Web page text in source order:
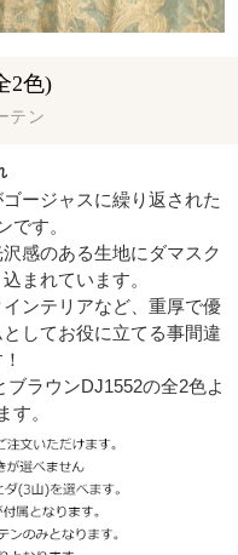
テン
2色)
ゴージャスに繰り返された
です。
感のある生地にダマスク
まれています。
ンテリアなど、重厚で優
してお役に立てる事間違
ラウンDJ1552の全2色よ
す。